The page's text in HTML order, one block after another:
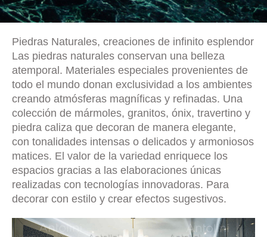
Piedras Naturales, creaciones de infinito esplendor
Las piedras naturales conservan una belleza
atemporal. Materiales especiales provenientes de
todo el mundo donan exclusividad a los ambientes
creando atmósferas magníficas y refinadas. Una
colección de mármoles, granitos, ónix, travertino y
piedra caliza que decoran de manera elegante,
con tonalidades intensas o delicados y armoniosos
matices. El valor de la variedad enriquece los
espacios gracias a las elaboraciones únicas
realizadas con tecnologías innovadoras. Para
decorar con estilo y crear efectos sugestivos.